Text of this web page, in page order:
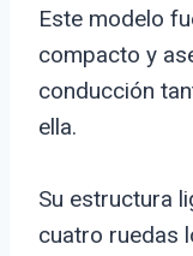
Este modelo
compacto y
conducción
ella.
Su estructura
cuatro ruedas